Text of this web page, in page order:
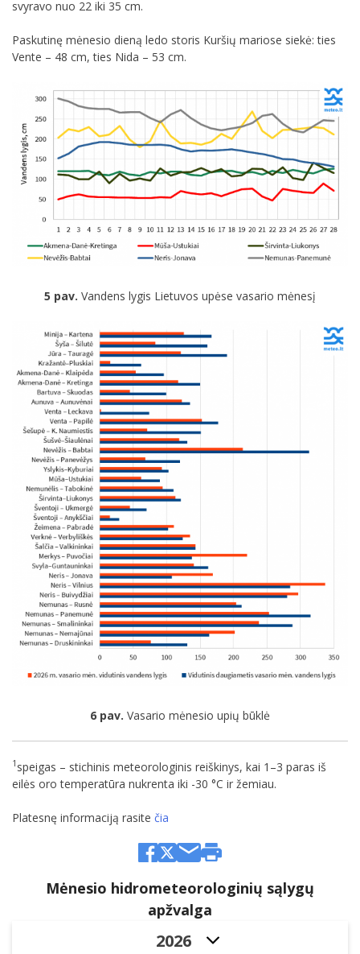
Mėnesio hidrometeorologinių sąlygų
apžvalga
2026
svyravo nuo 22 iki 35 cm.
Paskutinę mėnesio dieną ledo storis Kuršių mariose siekė: ties
Vente – 48 cm, ties Nida – 53 cm.
5 pav. Vandens lygis Lietuvos upėse vasario mėnesį
6 pav. Vasario mėnesio upių būklė
1 speigas – stichinis meteorologinis reiškinys, kai 1–3 paras iš
eilės oro temperatūra nukrenta iki -30 °C ir žemiau.
Platesnę informaciją rasite čia